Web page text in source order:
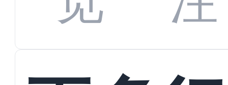
蜕变
接